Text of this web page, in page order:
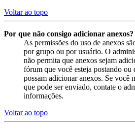
Voltar ao topo
Por que não consigo adicionar anexos?
As permissões do uso de anexos
por grupo ou por usuário. O
não permita que anexos sejam
fórum que você esteja postando ou
possam adicionar anexos. Se você
que pode ser enviado, contate o
informações.
Voltar ao topo